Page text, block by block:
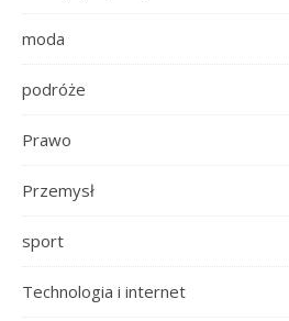
moda
podróże
Prawo
Przemysł
sport
Technologia i internet